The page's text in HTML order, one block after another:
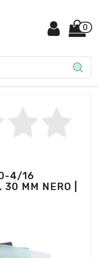
0
4/16
MM NERO |